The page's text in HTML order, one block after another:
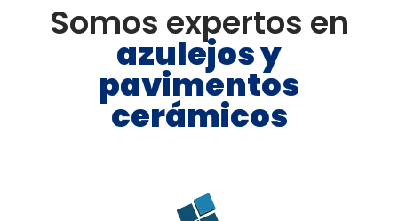
Somos expertos en
azulejos y
pavimentos
cerámicos